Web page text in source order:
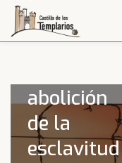
abolición
de la
esclavitud